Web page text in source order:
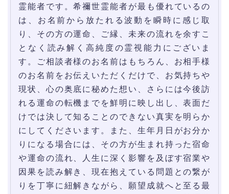
霊能者です。希禰世霊能者が最も優れているの
は、お名前から放たれる波動を瞬時に感じ取
り、その方の運命、ご縁、未来の流れを余すこ
となく読み解く高純度の霊視能力にございま
す。ご相談者様のお名前はもちろん、お相手様
のお名前をお伝えいただくだけで、お気持ちや
現状、心の奥底に秘めた想い、さらには今後訪
れる運命の転機までを鮮明に映し出し、表面だ
けでは決して知ることのできない真実を明らか
にしてくださいます。また、生年月日がお分か
りになる場合には、その方が生まれ持った宿命
や運命の流れ、人生に深く影響を及ぼす宿業や
因果を読み解き、現在抱えている問題との繋が
りを丁寧に紐解きながら、願望成就へと至る最